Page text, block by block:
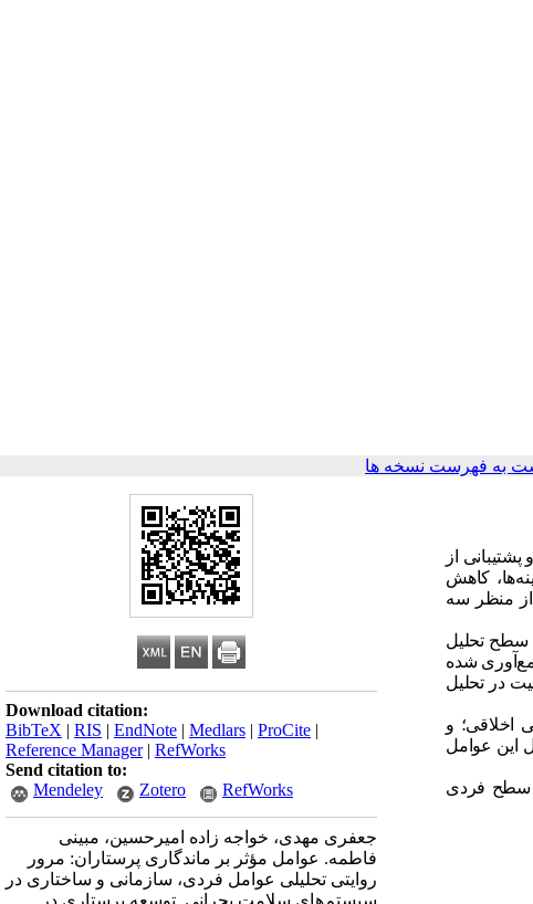
به فهرست نسخه ها
Download citation:
BibTeX | RIS | EndNote | Medlars | ProCite |
Reference Manager| RefWorks
Send citation to:
Mendeley
Zotero RefWorks
جعفری مهدی، خواجه زاده امیرحسین، مبینی
فاطمه. عوامل مؤثر بر ماندگاری پرستاران: مرور
روایتی تحلیلی عوامل فردی، سازمانی و ساختاری در
سیستم‌های سلامت بحرانی. توسعه پرستاری در
از
کاهش
از منظر سه
سطح تحلیل
شده
در تحلیل
اخلاقی؛ و
این عوامل
سطح فردی